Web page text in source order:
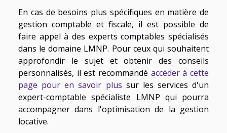
En cas de besoins plus spécifiques en matière de
gestion comptable et fiscale, il est possible de
faire appel à des experts comptables spécialisés
dans le domaine LMNP. Pour ceux qui souhaitent
approfondir le sujet et obtenir des conseils
personnalisés, il est recommandé accéder à cette
page pour en savoir plus sur les services d'un
expert-comptable spécialiste LMNP qui pourra
accompagner dans l'optimisation de la gestion
locative.